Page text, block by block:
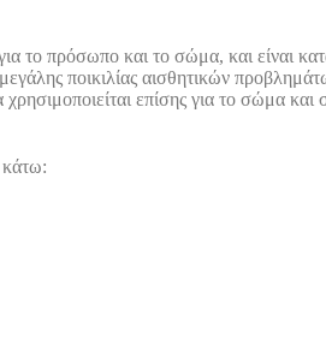
το πρόσωπο και το σώμα, και είναι
ποικιλίας αισθητικών
επίσης για το σώμα